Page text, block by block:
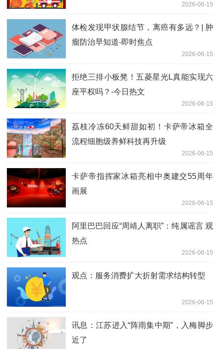
2026-06-15
体检发现甲状腺结节，离癌有多远？| 肿
瘤防治早知道-即时焦点
2026-06-15
拒绝三排小板凳！五菱星光L真能实现六
座平权吗？-今日热文
2026-06-15
荔枝冷冻60天鲜甜如初！卡萨帝冰箱全
流程细胞级养鲜科技再升级
2026-06-15
卡萨帝指挥家冰箱亮相中奥建交55周年
画展
2026-06-15
阿里巴巴回应“周靖人离职”：纯属谣言 观
热点
2026-06-15
观点：服务消费扩大折射需求结构转型
2026-06-15
讯息：江苏进入“阵雨集中期”，入梅脚步
近了